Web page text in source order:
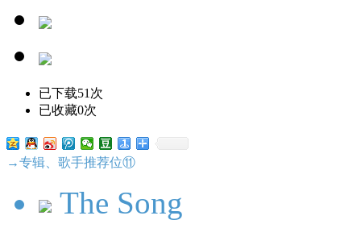
已下载51次
已收藏0次
→专辑、歌手推荐位⑪
The Song